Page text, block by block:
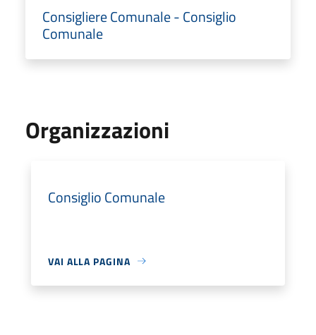
Consigliere Comunale - Consiglio
Comunale
Organizzazioni
Consiglio Comunale
VAI ALLA PAGINA